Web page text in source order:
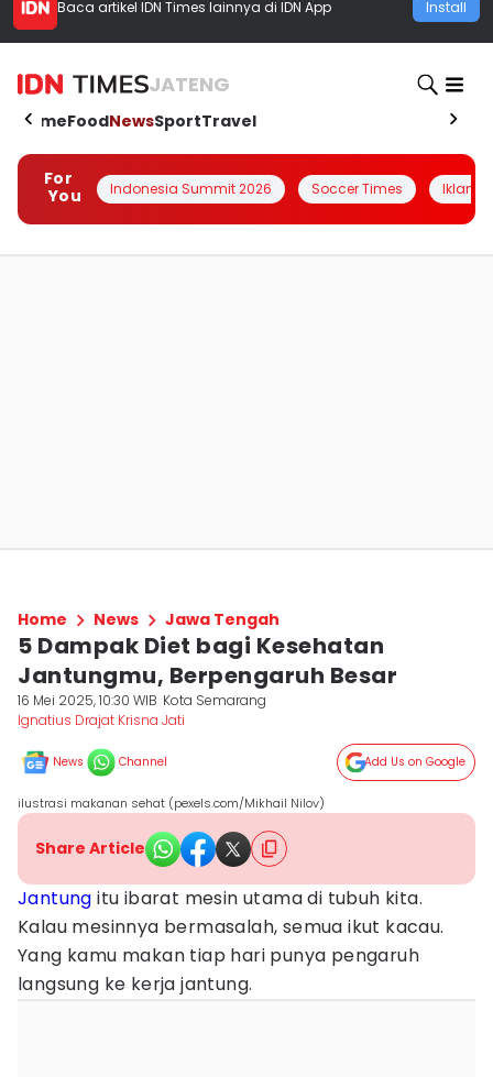
Baca artikel IDN Times lainnya di IDN App Install
JATENG
HomeFoodNewsSportTravel
For
You
Indonesia Summit 2026 Soccer Times Iklanin
Home News Jawa Tengah
5 Dampak Diet bagi Kesehatan
Jantungmu, Berpengaruh Besar
16 Mei 2025, 10:30 WIB Kota Semarang
Ignatius Drajat Krisna Jati
News Channel Add Us on Google
ilustrasi makanan sehat (pexels.com/Mikhail Nilov)
Share Article
Jantung itu ibarat mesin utama di tubuh kita.
Kalau mesinnya bermasalah, semua ikut kacau.
Yang kamu makan tiap hari punya pengaruh
langsung ke kerja jantung.